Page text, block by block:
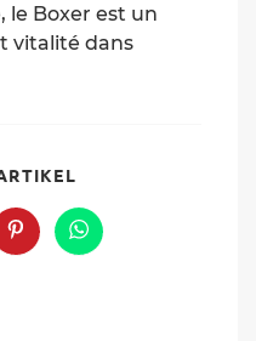
le Boxer est un
vitalité dans
CONTENT
Opens
in
Opens
in